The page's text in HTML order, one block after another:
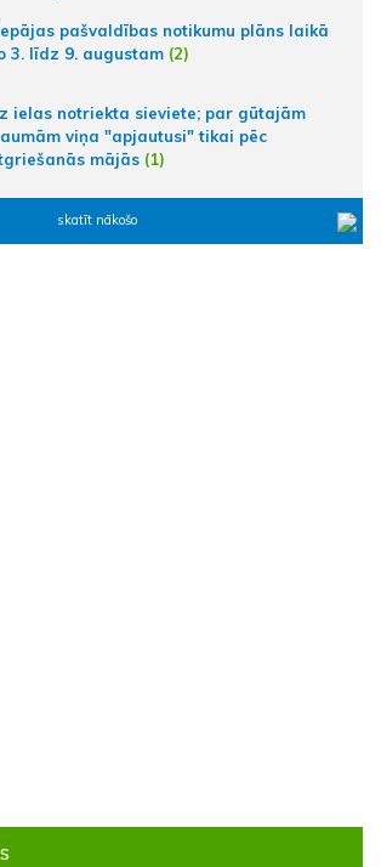
pašvaldības notikumu plāns laikā
3. līdz 9. augustam (2)
ielas notriekta sieviete; par gūtajām
viņa "apjautusi" tikai pēc
mājās (1)
skatīt nākošo